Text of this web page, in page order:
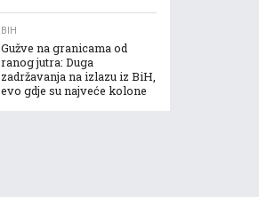
BIH
Gužve na granicama od
ranog jutra: Duga
zadržavanja na izlazu iz BiH,
evo gdje su najveće kolone